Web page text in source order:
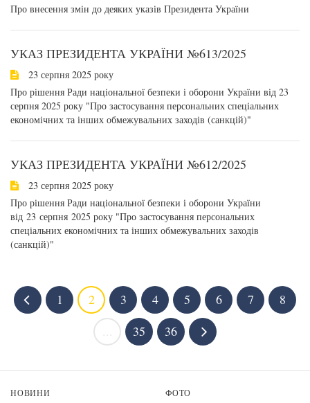
Про внесення змін до деяких указів Президента України
УКАЗ ПРЕЗИДЕНТА УКРАЇНИ №613/2025
23 серпня 2025 року
Про рішення Ради національної безпеки і оборони України від 23
серпня 2025 року "Про застосування персональних спеціальних
економічних та інших обмежувальних заходів (санкцій)"
УКАЗ ПРЕЗИДЕНТА УКРАЇНИ №612/2025
23 серпня 2025 року
Про рішення Ради національної безпеки і оборони України
від 23 серпня 2025 року "Про застосування персональних
спеціальних економічних та інших обмежувальних заходів
(санкцій)"
1 2 3 4 5 6 7
8
35 36
НОВИНИ ФОТО